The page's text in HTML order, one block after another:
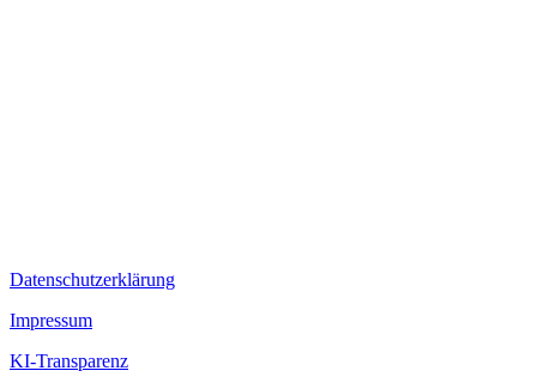
Datenschutzerklärung
Impressum
KI-Transparenz